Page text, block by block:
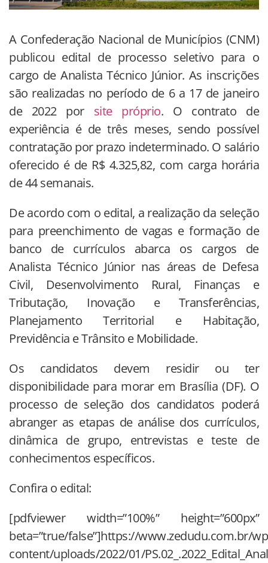
A Confederação Nacional de Municípios (CNM)
publicou edital de processo seletivo para o
cargo de Analista Técnico Júnior. As inscrições
são realizadas no período de 6 a 17 de janeiro
de 2022 por site próprio. O contrato de
experiência é de três meses, sendo possível
contratação por prazo indeterminado. O salário
oferecido é de R$ 4.325,82, com carga horária
de 44 semanais.
De acordo com o edital, a realização da seleção
para preenchimento de vagas e formação de
banco de currículos abarca os cargos de
Analista Técnico Júnior nas áreas de Defesa
Civil, Desenvolvimento Rural, Finanças e
Tributação, Inovação e Transferências,
Planejamento Territorial e Habitação,
Previdência e Trânsito e Mobilidade.
Os candidatos devem residir ou ter
disponibilidade para morar em Brasília (DF). O
processo de seleção dos candidatos poderá
abranger as etapas de análise dos currículos,
dinâmica de grupo, entrevistas e teste de
conhecimentos específicos.
Confira o edital:
[pdfviewer width=”100%” height=”600px”
beta=”true/false”]https://www.zedudu.com.br/
content/uploads/2022/01/